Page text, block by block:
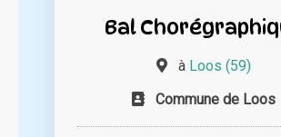
Bal
à Loos (59)
Commune de Loos